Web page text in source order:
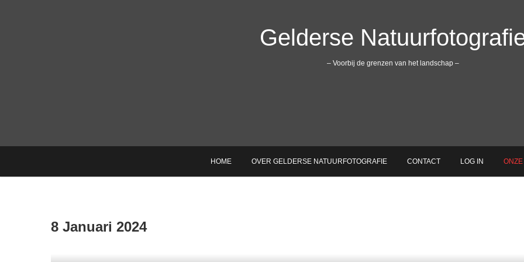
Gelderse
– Voorbij de grenzen van het landschap –
HOME OVER GELDERSE NATUURFOTOGRAFIE CONTACT LOG IN ONZE
8 Januari 2024